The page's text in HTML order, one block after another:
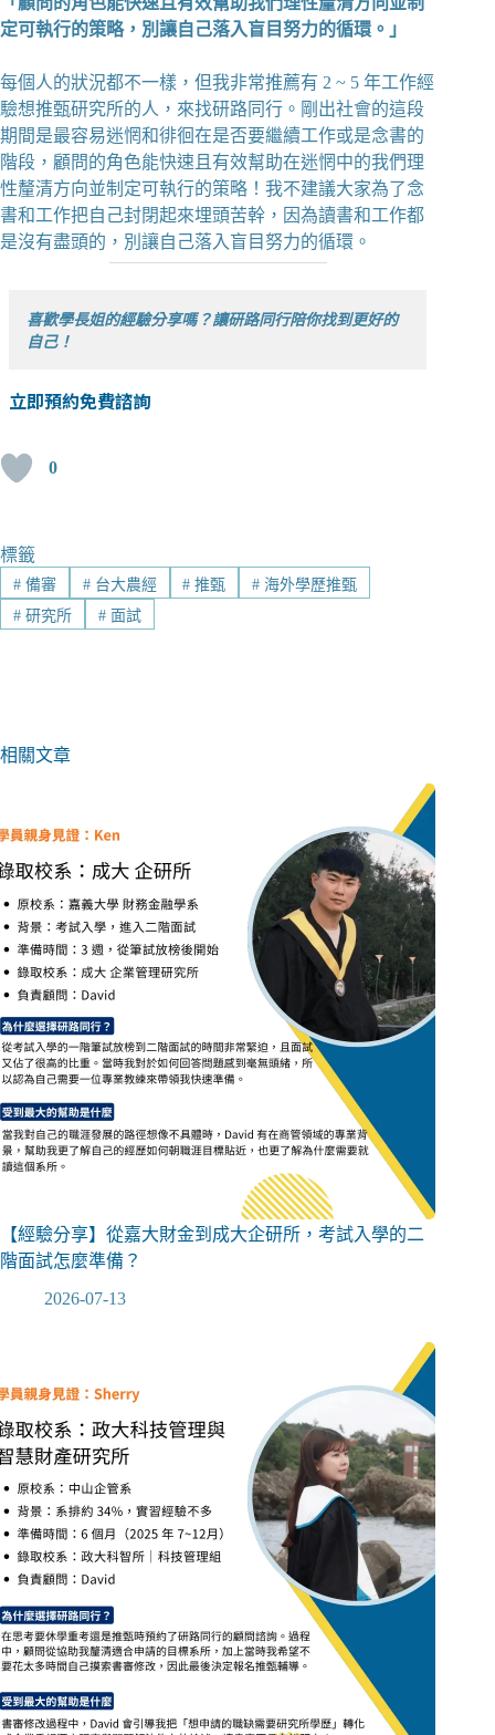
定可執行的策略，別讓自己落入盲目努力的循環。」
每個人的狀況都不一樣，但我非常推薦有 2 ~ 5 年工作經
驗想推甄研究所的人，來找研路同行。剛出社會的這段
期間是最容易迷惘和徘徊在是否要繼續工作或是念書的
階段，顧問的角色能快速且有效幫助在迷惘中的我們理
性釐清方向並制定可執行的策略！我不建議大家為了念
書和工作把自己封閉起來埋頭苦幹，因為讀書和工作都
是沒有盡頭的，別讓自己落入盲目努力的循環。
喜歡學長姐的經驗分享嗎？讓研路同行陪你找到更好的
自己！
立即預約免費諮詢
0
標籤
#備審 #台大農經 # 推甄 # 海外學歷推甄
#研究所 #面試
相關文章
【經驗分享】從嘉大財金到成大企研所，考試入學的二
階面試怎麼準備？
2026-07-13